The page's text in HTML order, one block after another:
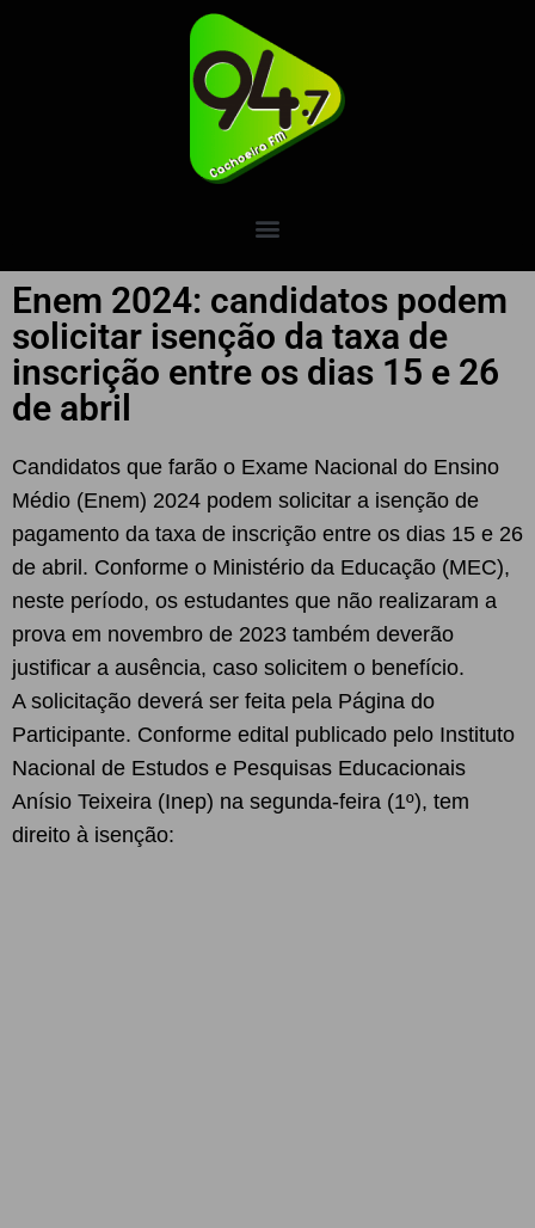
Enem 2024: candidatos podem
solicitar isenção da taxa de
inscrição entre os dias 15 e 26
de abril
Candidatos que farão o Exame Nacional do Ensino
Médio (Enem) 2024 podem solicitar a isenção de
pagamento da taxa de inscrição entre os dias 15 e 26
de abril. Conforme o Ministério da Educação (MEC),
neste período, os estudantes que não realizaram a
prova em novembro de 2023 também deverão
justificar a ausência, caso solicitem o benefício.
A solicitação deverá ser feita pela Página do
Participante. Conforme edital publicado pelo Instituto
Nacional de Estudos e Pesquisas Educacionais
Anísio Teixeira (Inep) na segunda-feira (1º), tem
direito à isenção: